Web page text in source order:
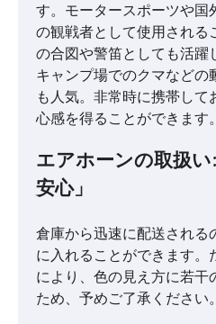
す。モータースポーツや国
の観戦者として使用される
の合図や警笛としても活躍
キャンプ場でのクマなどの
も人気。非常時に携帯し
心感を得ることができます。
エアホーンの取扱
安心」
倉庫から迅速に配送される
に入れることができます。
により、色の見え方に若干
ため、予めご了承ください。